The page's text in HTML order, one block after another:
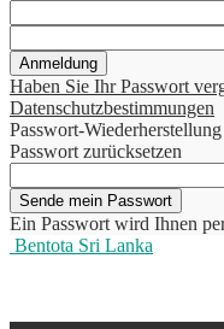
Haben Sie Ihr Passwort
Datenschutzbestimmungen
Passwort-Wiederherstellung
Passwort zurücksetzen
Ein Passwort wird Ihnen
Bentota Sri Lanka